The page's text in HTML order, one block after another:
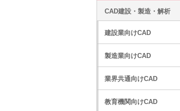
CAD建設・製造・解析
建設業向けCAD
製造業向けCAD
業界共通向けCAD
教育機関向けCAD